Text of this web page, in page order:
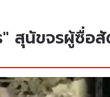
" สุนัขจรผู้ซื่